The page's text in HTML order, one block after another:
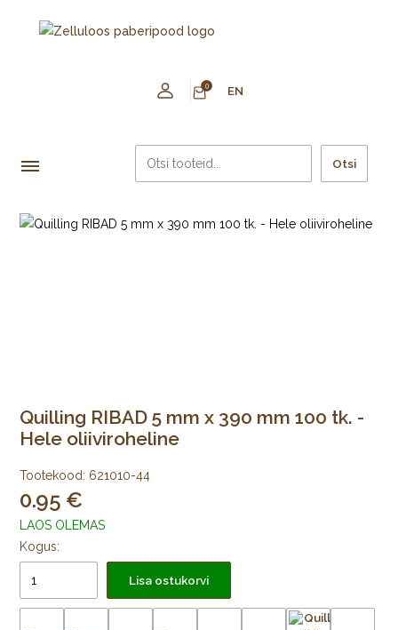
0 EN
Otsi
Quilling RIBAD 5 mm x 390 mm 100 tk. -
Hele oliiviroheline
Tootekood: 621010-44
0.95
LAOS OLEMAS
Kogus:
Lisa ostukorvi